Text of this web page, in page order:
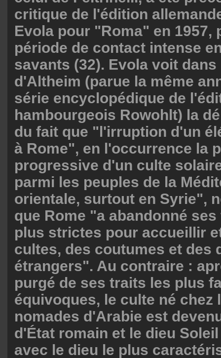
critique de l'édition
Evola pour "Roma" en 1957,
période de contact intense
savants (32). Evola voit
d'Altheim (parue la même
série encyclopédique de
hambourgeois Rowohlt) la
du fait que "l'irruption d'un
à Rome", en l'occurrence la
progressive d'un culte
parmi les peuples de la
orientale, surtout en Syrie",
que Rome "a abandonné
plus strictes pour accueillir
cultes, des coutumes et des
étrangers". Au contraire :
purgé de ses traits les plus
équivoques, le culte né chez
nomades d'Arabie est
d'État romain et le dieu
avec le dieu le plus